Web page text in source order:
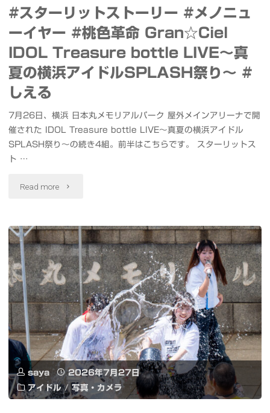
売
記
念
ン
留
シ
オ
サ
イ
ト"
周
横
で
け！
ケ
モ
ン
ね
が
お
リ
#スターリットストーリー #メノニュ
ーイヤー #桃色革命 Gran☆Ciel
IDOL Treasure bottle LIVE～真
夏の横浜アイドルSPLASH祭り～ #
しえる
7月26日、横浜 日本丸メモリアルパーク 屋外メインアリーナで開
催された IDOL Treasure bottle LIVE～真夏の横浜アイドル
SPLASH祭り～の続き4組。前半はこちらです。 スターリットス
ト …
Read more "#
タ
ー
リ
ッ
ト
ス
ト
saya
2026年7月27日
アイドル / 写真・カメラ